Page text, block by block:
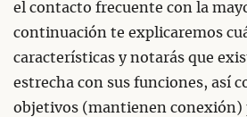
el contacto frecuente con la
continuación te explicaremos
características y notarás que
estrecha con sus funciones, así
objetivos (mantienen conexión)